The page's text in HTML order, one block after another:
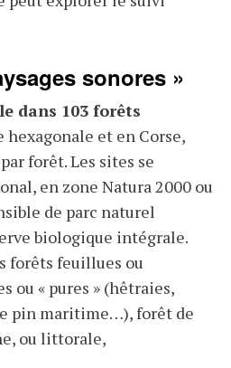
sonores »
dans 103 forêts
hexagonale et en Corse,
forêt. Les sites se
en zone Natura 2000 ou
de parc naturel
biologique intégrale.
forêts feuillues ou
ou « pures » (hêtraies,
pin maritime…), forêt de
ou littorale,